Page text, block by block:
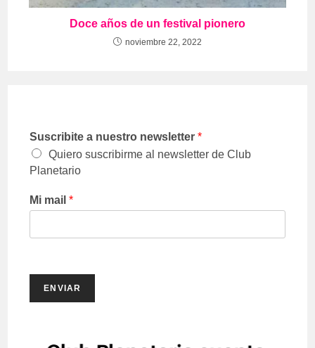
Doce años de un festival pionero
noviembre 22, 2022
Suscribite a nuestro newsletter*
Quiero suscribirme al newsletter de Club
Planetario
Mi mail*
ENVIAR